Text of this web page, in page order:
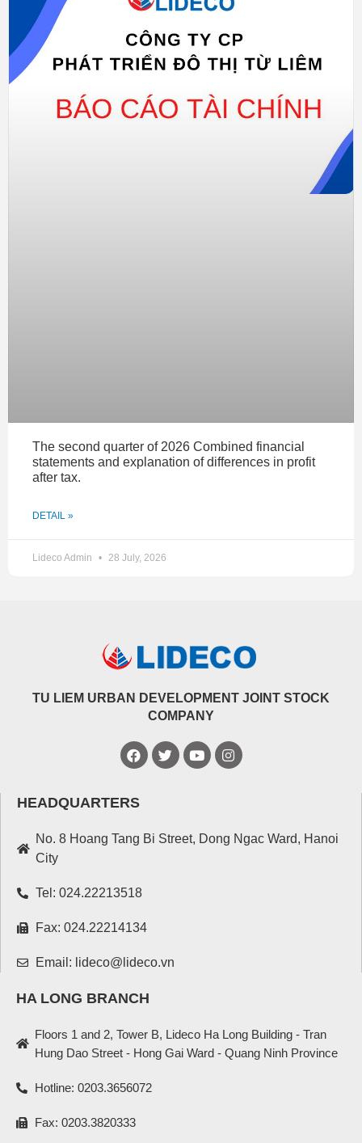
The second quarter of 2026 Combined financial
statements and explanation of differences in profit
after tax.
DETAIL »
Lideco Admin 28 July, 2026
TU LIEM URBAN DEVELOPMENT JOINT STOCK
COMPANY
HEADQUARTERS
No. 8 Hoang Tang Bi Street, Dong Ngac Ward, Hanoi
City
Tel: 024.22213518
Fax: 024.22214134
Email: lideco@lideco.vn
HA LONG BRANCH
Floors 1 and 2, Tower B, Lideco Ha Long Building - Tran
Hung Dao Street - Hong Gai Ward - Quang Ninh Province
Hotline: 0203.3656072
Fax: 0203.3820333